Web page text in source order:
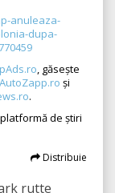
anuleaza-
dupa-
, găsește
AutoZapp.ro și
.
de știri
Distribuie
rutte